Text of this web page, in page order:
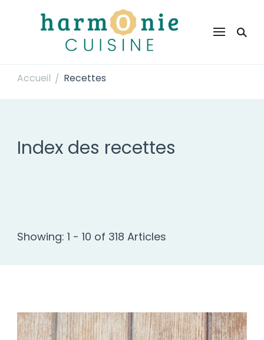
Harmonie Cuisine
Accueil / Recettes
Index des recettes
Showing: 1 - 10 of 318 Articles